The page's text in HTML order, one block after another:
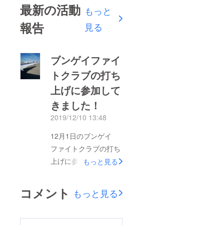
最新の活動
報告
もっと
見る
ブンゲイファイ
トクラブの打ち
上げに参加して
きました！
2019/12/10 13:48
12月1日のブンゲイ
ファイトクラブの打ち
上げに参加してきまし
ました。観光する余裕
もっと見る
コメント もっと見る